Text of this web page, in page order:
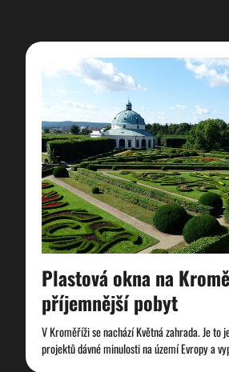
Plastová okna na
příjemnější pobyt
V Kroměříži se nachází Květná zahrada. Je to
projektů dávné minulosti na území Evropy a